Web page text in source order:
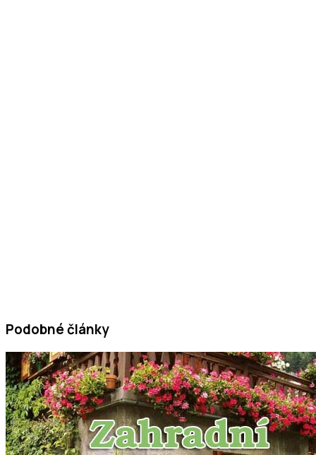
Podobné články